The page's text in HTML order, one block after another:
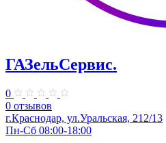
ГАЗельСервис.
0
0 отзывов
г.Краснодар, ул.Уральская, 212/13
Пн-Сб 08:00-18:00